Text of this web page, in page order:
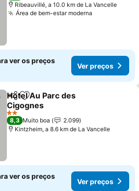
Ribeauvillé, a 10.0 km de La Vancelle
Área de bem-estar moderna
ver os preços
Ver preços
PartilharAdicionar aos favoritos
Hotel Au Parc des
Cigognes
2 Estrelas
8,3 Muito boa
2.099
Kintzheim, a 8.6 km de La Vancelle
ver os preços
Ver preços